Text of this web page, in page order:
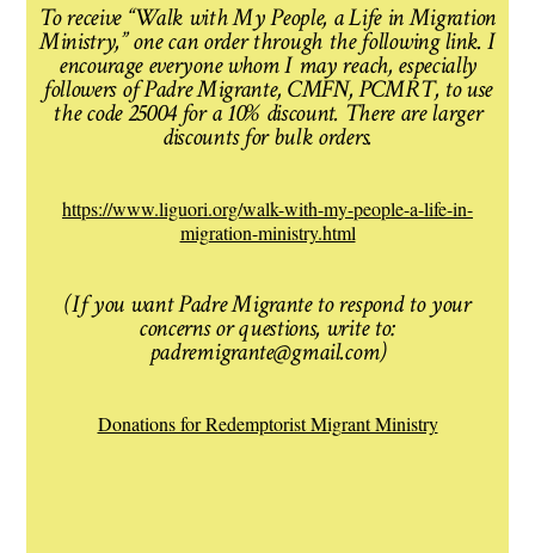
To receive “Walk with My People, a Life in Migration
Ministry,” one can order through the following link. I
encourage everyone whom I may reach, especially
followers of Padre Migrante, CMFN, PCMRT, to use
the code 25004 for a 10% discount. There are larger
discounts for bulk orders.
https://www.liguori.org/walk-with-my-people-a-life-in-
migration-ministry.html
(If you want Padre Migrante to respond to your
concerns or questions, write to:
padremigrante@gmail.com)
Donations for Redemptorist Migrant Ministry